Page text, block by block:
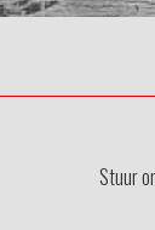
Stuur